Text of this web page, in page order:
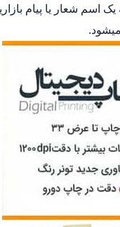
اسم شعار یا پیام